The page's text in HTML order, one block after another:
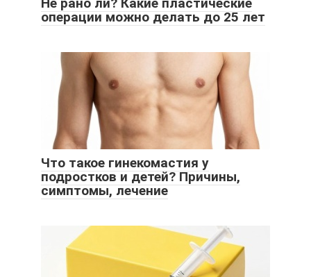
операции можно делать до 25 лет
Что такое гинекомастия у
подростков и детей? Причины,
симптомы, лечение